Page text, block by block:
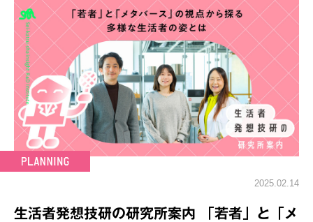
2025.02.14
生活者発想技研の研究所案内 「若者」と「メ